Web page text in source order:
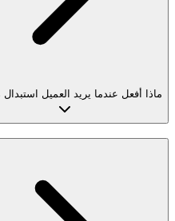
ماذا أفعل عندما يريد العميل استبدال